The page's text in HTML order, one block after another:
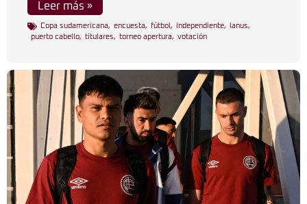
Leer más »
Copa sudamericana, encuesta, fútbol , independiente, lanus,
puerto cabello, titulares, torneo apertura, votación